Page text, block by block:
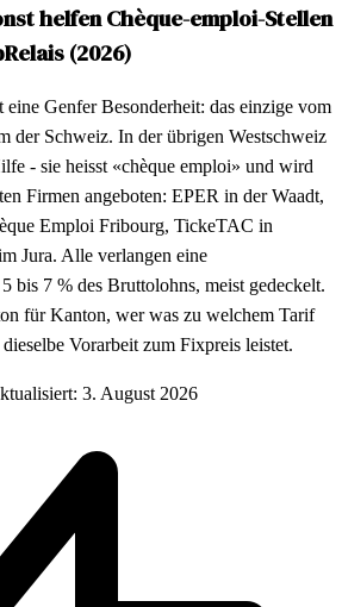
helfen Chèque-emploi-Stellen
(2026)
eine Genfer Besonderheit: das einzige vom
der Schweiz. In der übrigen Westschweiz
- sie heisst «chèque emploi» und wird
Firmen angeboten: EPER in der Waadt,
Emploi Fribourg, TickeTAC in
Jura. Alle verlangen eine
bis 7 % des Bruttolohns, meist gedeckelt.
für Kanton, wer was zu welchem Tarif
Vorarbeit zum Fixpreis leistet.
3. August 2026